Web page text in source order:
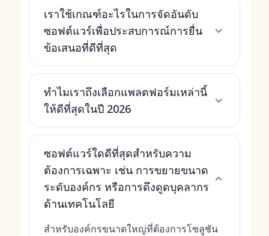
เราใช้เกณฑ์อะไรในการจัดอันดับ
ซอฟต์แวร์เพื่อประสบการณ์การยื่น
ข้อเสนอที่ดีที่สุด
ทำไมเราถึงเลือกแพลตฟอร์มเหล่านี้
ให้ดีที่สุดในปี 2026
ซอฟต์แวร์ใดดีที่สุดสำหรับความ
ต้องการเฉพาะ เช่น การขยายขนาด
ระดับองค์กร หรือการดึงดูดบุคลากร
ด้านเทคโนโลยี
สำหรับองค์กรขนาดใหญ่ที่ต้องการโซลูชัน